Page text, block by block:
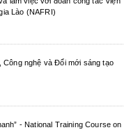
Lào (NAFRI)
Công nghệ và Đổi mới sáng tạo
- National Training Course on